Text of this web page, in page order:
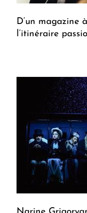
D’un magazine
l’itinéraire